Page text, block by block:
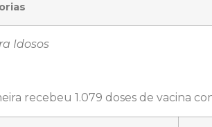
Idosos
recebeu 1.079 doses de vacina